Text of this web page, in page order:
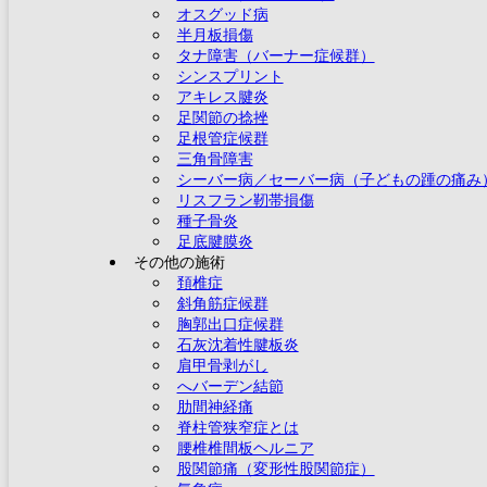
オスグッド病
半月板損傷
タナ障害（バーナー症候群）
シンスプリント
アキレス腱炎
足関節の捻挫
足根管症候群
三角骨障害
シーバー病／セーバー病（子どもの踵の痛み
リスフラン靭帯損傷
種子骨炎
足底腱膜炎
その他の施術
頚椎症
斜角筋症候群
胸郭出口症候群
石灰沈着性腱板炎
肩甲骨剥がし
へバーデン結節
肋間神経痛
脊柱管狭窄症とは
腰椎椎間板ヘルニア
股関節痛（変形性股関節症）